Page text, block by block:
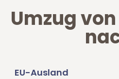
Umzug
EU-Ausland